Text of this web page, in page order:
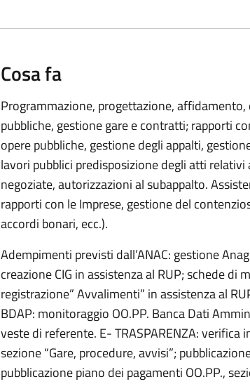
Cosa fa
Programmazione, progettazione,
pubbliche, gestione gare e contratti; rapporti
opere pubbliche, gestione degli appalti,
lavori pubblici predisposizione degli atti
negoziate, autorizzazioni al subappalto.
rapporti con le Imprese, gestione del
accordi bonari, ecc.).
Adempimenti previsti dall’ANAC: gestione
creazione CIG in assistenza al RUP; schede di
registrazione” Avvalimenti” in assistenza al
BDAP: monitoraggio OO.PP. Banca Dati
veste di referente. E- TRASPARENZA: verifica
sezione “Gare, procedure, avvisi”;
pubblicazione piano dei pagamenti OO.PP.,